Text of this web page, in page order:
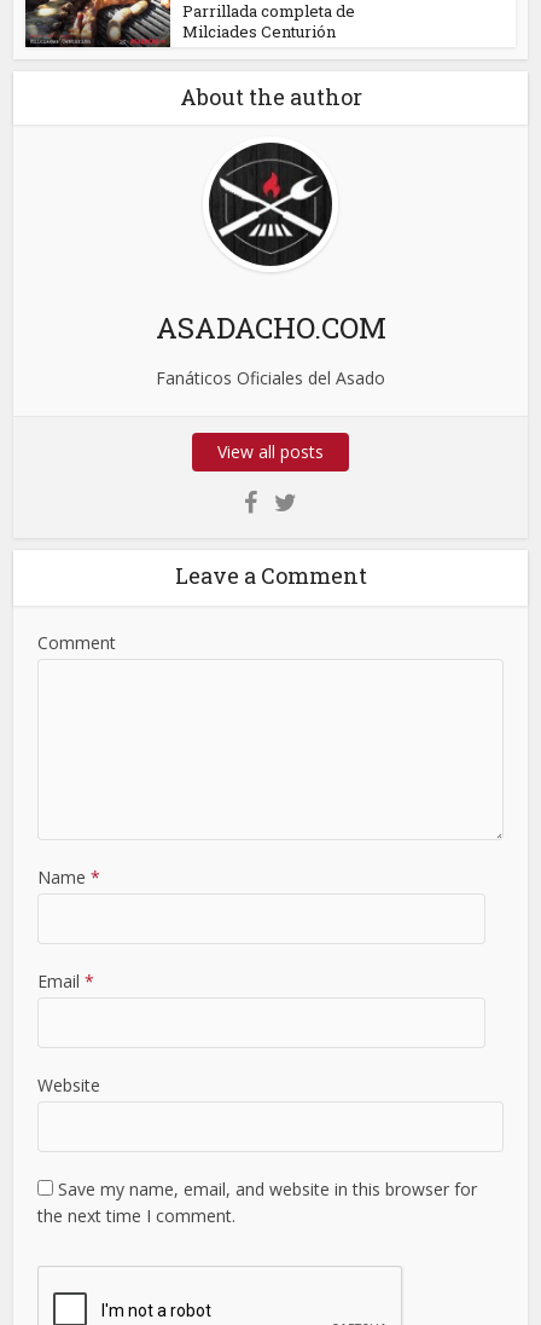
Parrillada completa de
Milciades Centurión
About the author
ASADACHO.COM
Fanáticos Oficiales del Asado
View all posts
Leave a Comment
Comment
Name *
Email *
Website
Save my name, email, and website in this browser for
the next time I comment.